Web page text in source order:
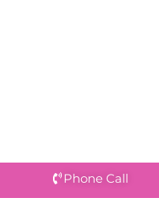
Phone Call